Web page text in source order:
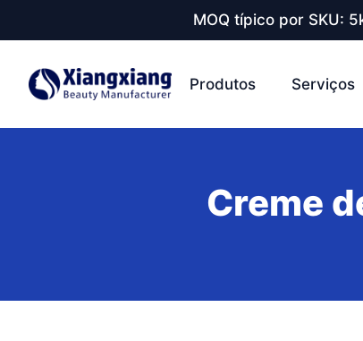
MOQ típico por SKU:
Produtos Serviços
Creme